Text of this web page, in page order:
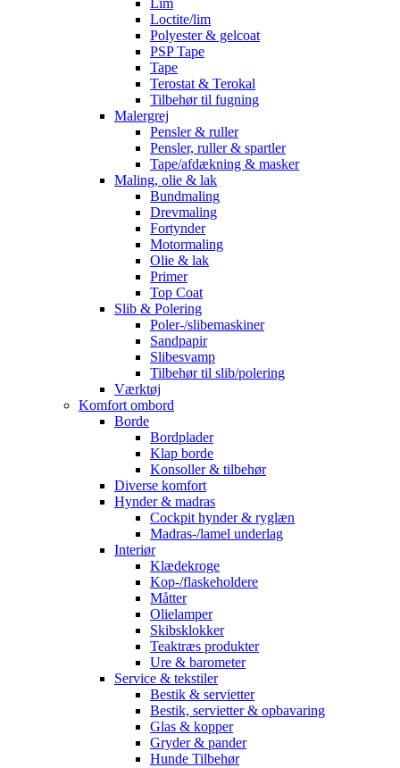
Lim
Loctite/lim
Polyester & gelcoat
PSP Tape
Tape
Terostat & Terokal
Tilbehør til fugning
Malergrej
Pensler & ruller
Pensler, ruller & spartler
Tape/afdækning & masker
Maling, olie & lak
Bundmaling
Drevmaling
Fortynder
Motormaling
Olie & lak
Primer
Top Coat
Slib & Polering
Poler-/slibemaskiner
Sandpapir
Slibesvamp
Tilbehør til slib/polering
Værktøj
Komfort ombord
Borde
Bordplader
Klap borde
Konsoller & tilbehør
Diverse komfort
Hynder & madras
Cockpit hynder & ryglæn
Madras-/lamel underlag
Interiør
Klædekroge
Kop-/flaskeholdere
Måtter
Olielamper
Skibsklokker
Teaktræs produkter
Ure & barometer
Service & tekstiler
Bestik & servietter
Bestik, servietter & opbavaring
Glas & kopper
Gryder & pander
Hunde Tilbehør